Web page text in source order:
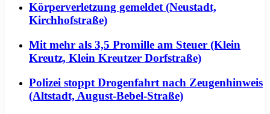
Körperverletzung gemeldet (Neustadt,
Kirchhofstraße)
Mit mehr als 3,5 Promille am Steuer (Klein
Kreutz, Klein Kreutzer Dorfstraße)
Polizei stoppt Drogenfahrt nach Zeugenhinweis
(Altstadt, August-Bebel-Straße)